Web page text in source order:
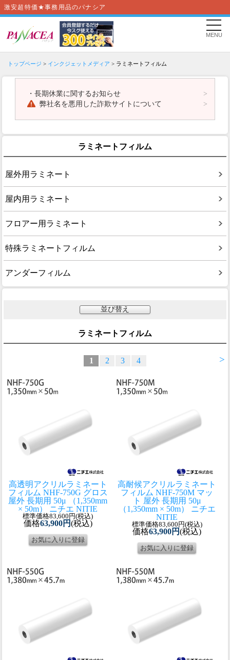
激安超特価★事務用品のパナシア
MENU
トップページ > インクジェットメディア > ラミネートフィルム
・ 長期休業に関するお知らせ
弊社名を悪用した詐欺サイトについて
ラミネートフィルム
屋外用ラミネート
屋内用ラミネート
フロアー用ラミネート
特殊ラミネートフィルム
アンダーフィルム
並び替え
ラミネートフィルム
>
1 2 3 4
高透明アクリルラミネート
フィルム NHF-750G グロス
屋外 長期用 50μ （1,350mm
× 50m） ニチエ NITIE
標準価格83,600円(税込)
価格63,900円(税込)
高耐候アクリルラミネート
フィルム NHF-750M マッ
ト 屋外 長期用 50μ
（1,350mm × 50m） ニチエ
NITIE
標準価格83,600円(税込)
価格63,900円(税込)